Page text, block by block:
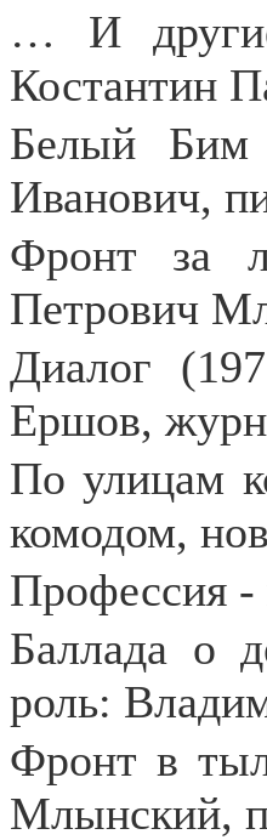
… И
Костантин
Белый Бим
Иванович,
Фронт за
Петрович
Диалог
Ершов,
По улицам
комодом,
Профессия -
Баллада о
роль:
Фронт в
Млынский,